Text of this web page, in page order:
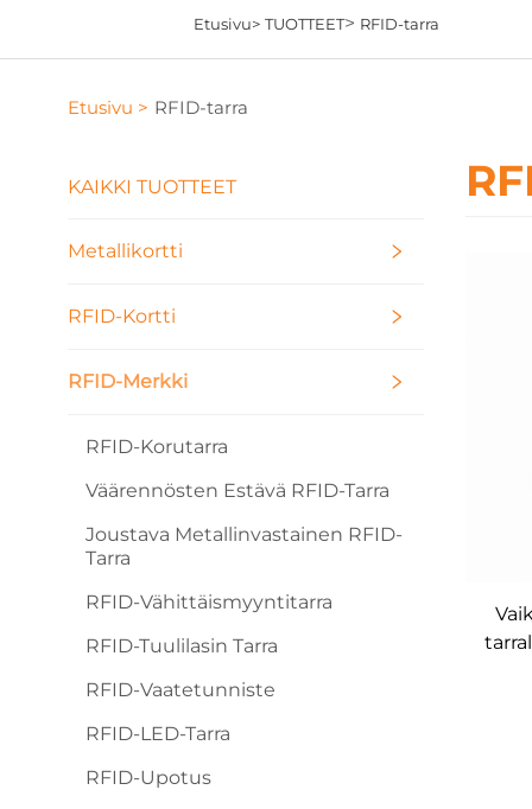
Etusivu> TUOTTEET> RFID-tarra
Etusivu > RFID-tarra
KAIKKI TUOTTEET
Metallikortti
RFID-Kortti
RFID-Merkki
RFID-Korutarra
Väärennösten Estävä RFID-Tarra
Joustava Metallinvastainen RFID-
Tarra
RFID-Vähittäismyyntitarra
RFID-Tuulilasin Tarra
RFID-Vaatetunniste
RFID-LED-Tarra
RFID-Upotus